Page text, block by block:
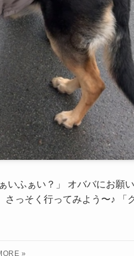
ふぁい？」 オババにお願
っそく行ってみよう〜♪ 「